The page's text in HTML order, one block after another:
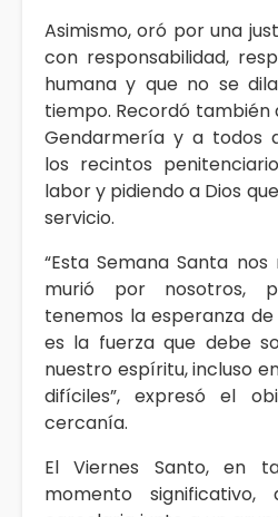
Asimismo, oró por una
con responsabilidad,
humana y que no se
tiempo. Recordó también
Gendarmería y a todos
los recintos
labor y pidiendo a Dios
servicio.
“Esta Semana Santa
murió por nosotros,
tenemos la esperanza
es la fuerza que debe
nuestro espíritu, incluso
difíciles”, expresó el
cercanía.
El Viernes Santo, en
momento